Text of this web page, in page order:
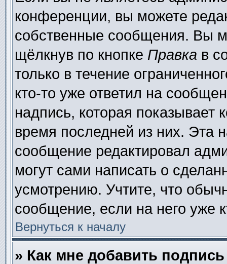
конференции, вы можете
собственные сообщения. Вы
щёлкнув по кнопке Правка в
только в течение
кто-то уже ответил на
надпись, которая показывает
время последней из них. Эта
сообщение редактировал
могут сами написать о
усмотрению. Учтите, что
сообщение, если на него уже
Вернуться к началу
» Как мне добавить